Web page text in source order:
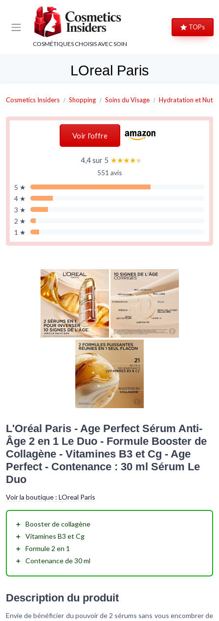
COSMÉTIQUES CHOISIS AVEC SOIN
TOPs
LOreal Paris
Cosmetics Insiders Shopping Soins du Visage Hydratation et
Voir l'offre
4,4 sur 5 ★★★★★
★★★★★
551 avis
5 ★
4 ★
3 ★
2 ★
1 ★
L'Oréal Paris - Age Perfect Sérum Anti-
Âge 2 en 1 Le Duo - Formule Booster de
Collagène - Vitamines B3 et Cg - Age
Perfect - Contenance : 30 ml Sérum Le
Duo
Voir la boutique : LOreal Paris
＋ Booster de collagène
＋ Vitamines B3 et Cg
＋ Formule 2 en 1
＋ Contenance de 30 ml
Description du produit
Envie de bénéficier du pouvoir de 2 sérums sans vous encombrer de
Panneau de gestion des cookies